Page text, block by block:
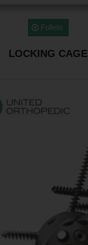
Folleto
LOCKING CAGE